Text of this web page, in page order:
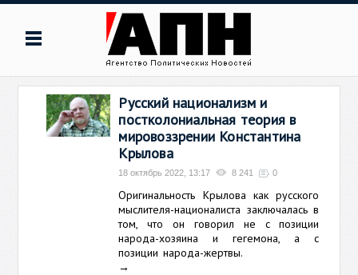
Русский национализм и
постколониальная теория в
мировоззрении Константина
Крылова
18 октябрь 2022, 13:17 8 241 0
Оригинальность Крылова как русского
мыслителя-националиста заключалась в
том, что он говорил не с позиции
народа-хозяина и гегемона, а с
позиции народа-жертвы.
→